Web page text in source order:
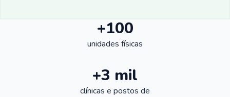
+100
unidades físicas
+3 mil
clínicas e postos de